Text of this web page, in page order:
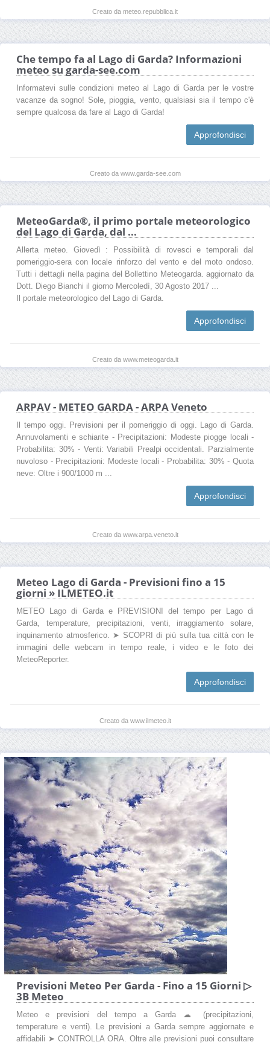
Creato da meteo.repubblica.it
Che tempo fa al Lago di Garda? Informazioni
meteo su garda-see.com
Informatevi sulle condizioni meteo al Lago di Garda per le vostre
vacanze da sogno! Sole, pioggia, vento, qualsiasi sia il tempo c'è
sempre qualcosa da fare al Lago di Garda!
Approfondisci
Creato da www.garda-see.com
MeteoGarda®, il primo portale meteorologico
del Lago di Garda, dal ...
Allerta meteo. Giovedì : Possibilità di rovesci e temporali dal
pomeriggio-sera con locale rinforzo del vento e del moto ondoso.
Tutti i dettagli nella pagina del Bollettino Meteogarda. aggiornato da
Dott. Diego Bianchi il giorno Mercoledì, 30 Agosto 2017 ...
Il portale meteorologico del Lago di Garda.
Approfondisci
Creato da www.meteogarda.it
ARPAV - METEO GARDA - ARPA Veneto
Il tempo oggi. Previsioni per il pomeriggio di oggi. Lago di Garda.
Annuvolamenti e schiarite - Precipitazioni: Modeste piogge locali -
Probabilita: 30% - Venti: Variabili Prealpi occidentali. Parzialmente
nuvoloso - Precipitazioni: Modeste locali - Probabilita: 30% - Quota
neve: Oltre i 900/1000 m ...
Approfondisci
Creato da www.arpa.veneto.it
Meteo Lago di Garda - Previsioni fino a 15
giorni » ILMETEO.it
METEO Lago di Garda e PREVISIONI del tempo per Lago di
Garda, temperature, precipitazioni, venti, irraggiamento solare,
inquinamento atmosferico. ➤ SCOPRI di più sulla tua città con le
immagini delle webcam in tempo reale, i video e le foto dei
MeteoReporter.
Approfondisci
Creato da www.ilmeteo.it
Previsioni Meteo Per Garda - Fino a 15 Giorni ▷
3B Meteo
Meteo e previsioni del tempo a Garda ☁ (precipitazioni,
temperature e venti). Le previsioni a Garda sempre aggiornate e
affidabili ➤ CONTROLLA ORA. Oltre alle previsioni puoi consultare